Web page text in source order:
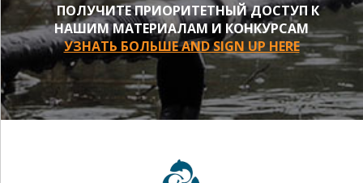
ПОЛУЧИТЕ ПРИОРИТЕТНЫЙ ДОСТУП К
НАШИМ МАТЕРИАЛАМ И КОНКУРСАМ
УЗНАТЬ БОЛЬШЕ AND SIGN UP HERE